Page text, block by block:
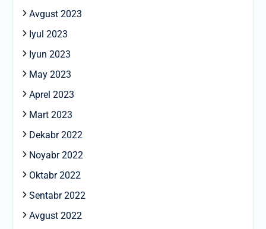
Avgust 2023
Iyul 2023
Iyun 2023
May 2023
Aprel 2023
Mart 2023
Dekabr 2022
Noyabr 2022
Oktabr 2022
Sentabr 2022
Avgust 2022